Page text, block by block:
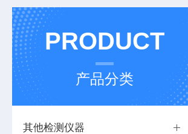
PRODUCT
产品分类
其他检测仪器